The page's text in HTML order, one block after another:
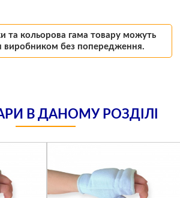
та кольорова гама товару можуть
виробником без попередження.
В ДАНОМУ РОЗДІЛІ